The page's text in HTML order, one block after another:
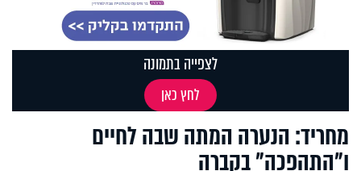
מחריד: הנערה המתה שבה לחיים
ו"התהפכה" בקברה
לצפייה בתמונה
לחץ כאן